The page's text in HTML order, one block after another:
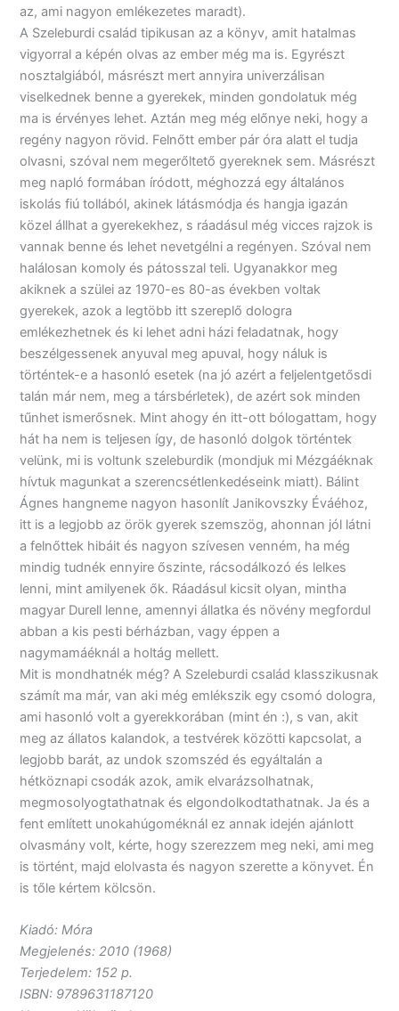
az, ami nagyon emlékezetes maradt).
A Szeleburdi család tipikusan az a könyv, amit hatalmas
vigyorral a képén olvas az ember még ma is. Egyrészt
nosztalgiából, másrészt mert annyira univerzálisan
viselkednek benne a gyerekek, minden gondolatuk még
ma is érvényes lehet. Aztán meg még előnye neki, hogy a
regény nagyon rövid. Felnőtt ember pár óra alatt el tudja
olvasni, szóval nem megerőltető gyereknek sem. Másrészt
meg napló formában íródott, méghozzá egy általános
iskolás fiú tollából, akinek látásmódja és hangja igazán
közel állhat a gyerekekhez, s ráadásul még vicces rajzok is
vannak benne és lehet nevetgélni a regényen. Szóval nem
halálosan komoly és pátosszal teli. Ugyanakkor meg
akiknek a szülei az 1970-es 80-as években voltak
gyerekek, azok a legtöbb itt szereplő dologra
emlékezhetnek és ki lehet adni házi feladatnak, hogy
beszélgessenek anyuval meg apuval, hogy náluk is
történtek-e a hasonló esetek (na jó azért a feljelentgetősdi
talán már nem, meg a társbérletek), de azért sok minden
tűnhet ismerősnek. Mint ahogy én itt-ott bólogattam, hogy
hát ha nem is teljesen így, de hasonló dolgok történtek
velünk, mi is voltunk szeleburdik (mondjuk mi Mézgáéknak
hívtuk magunkat a szerencsétlenkedéseink miatt). Bálint
Ágnes hangneme nagyon hasonlít Janikovszky Éváéhoz,
itt is a legjobb az örök gyerek szemszög, ahonnan jól látni
a felnőttek hibáit és nagyon szívesen venném, ha még
mindig tudnék ennyire őszinte, rácsodálkozó és lelkes
lenni, mint amilyenek ők. Ráadásul kicsit olyan, mintha
magyar Durell lenne, amennyi állatka és növény megfordul
abban a kis pesti bérházban, vagy éppen a
nagymamáéknál a holtág mellett.
Mit is mondhatnék még? A Szeleburdi család klasszikusnak
számít ma már, van aki még emlékszik egy csomó dologra,
ami hasonló volt a gyerekkorában (mint én :), s van, akit
meg az állatos kalandok, a testvérek közötti kapcsolat, a
legjobb barát, az undok szomszéd és egyáltalán a
hétköznapi csodák azok, amik elvarázsolhatnak,
megmosolyogtathatnak és elgondolkodtathatnak. Ja és a
fent említett unokahúgoméknál ez annak idején ajánlott
olvasmány volt, kérte, hogy szerezzem meg neki, ami meg
is történt, majd elolvasta és nagyon szerette a könyvet. Én
is tőle kértem kölcsön.
Kiadó: Móra
Megjelenés: 2010 (1968)
Terjedelem: 152 p.
ISBN: 9789631187120